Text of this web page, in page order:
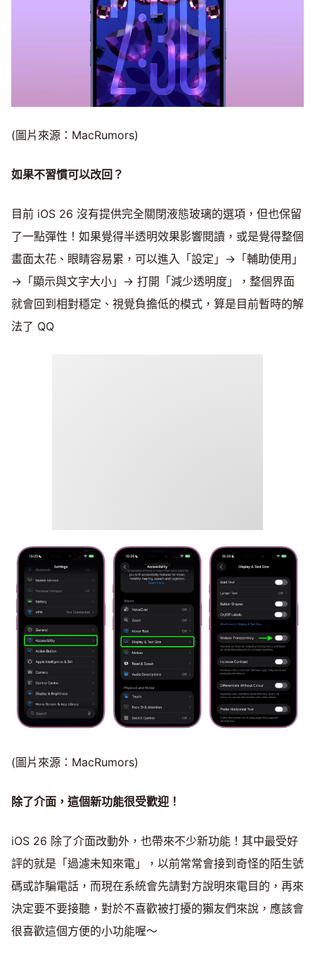
(圖片來源：MacRumors)
如果不習慣可以改回？
目前 iOS 26 沒有提供完全關閉液態玻璃的選項，但也保留
了一點彈性！如果覺得半透明效果影響閱讀，或是覺得整個
畫面太花、眼睛容易累，可以進入「設定」→「輔助使用」
→「顯示與文字大小」→ 打開「減少透明度」，整個界面
就會回到相對穩定、視覺負擔低的模式，算是目前暫時的解
法了 QQ
(圖片來源：MacRumors)
除了介面，這個新功能很受歡迎！
iOS 26 除了介面改動外，也帶來不少新功能！其中最受好
評的就是「過濾未知來電」，以前常常會接到奇怪的陌生號
碼或詐騙電話，而現在系統會先請對方說明來電目的，再來
決定要不要接聽，對於不喜歡被打擾的獺友們來說，應該會
很喜歡這個方便的小功能喔～